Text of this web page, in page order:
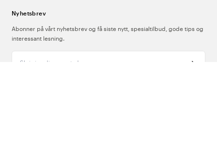
Nyhetsbrev
Abonner på vårt nyhetsbrev og få siste nytt, spesialtilbud, gode tips og
interessant lesning.